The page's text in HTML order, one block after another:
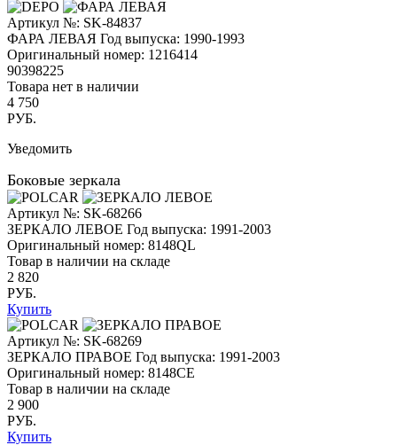
Артикул №: SK-84837
ФАРА ЛЕВАЯ Год выпуска: 1990-1993
Оригинальный номер: 1216414
90398225
Товара нет в наличии
4 750
РУБ.
Уведомить
Боковые зеркала
Артикул №: SK-68266
ЗЕРКАЛО ЛЕВОЕ Год выпуска: 1991-2003
Оригинальный номер: 8148QL
Товар в наличии на складе
2 820
РУБ.
Купить
Артикул №: SK-68269
ЗЕРКАЛО ПРАВОЕ Год выпуска: 1991-2003
Оригинальный номер: 8148CE
Товар в наличии на складе
2 900
РУБ.
Купить